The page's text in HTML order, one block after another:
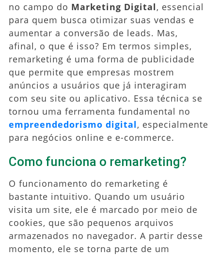
no campo do Marketing Digital, essencial
para quem busca otimizar suas vendas e
aumentar a conversão de leads. Mas,
afinal, o que é isso? Em termos simples,
remarketing é uma forma de publicidade
que permite que empresas mostrem
anúncios a usuários que já interagiram
com seu site ou aplicativo. Essa técnica se
tornou uma ferramenta fundamental no
empreendedorismo digital, especialmente
para negócios online e e-commerce.
Como funciona o remarketing?
O funcionamento do remarketing é
bastante intuitivo. Quando um usuário
visita um site, ele é marcado por meio de
cookies, que são pequenos arquivos
armazenados no navegador. A partir desse
momento, ele se torna parte de um